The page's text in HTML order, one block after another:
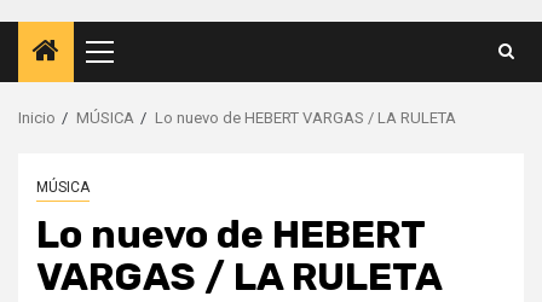
Menú
principal
Inicio MÚSICA Lo nuevo de HEBERT VARGAS / LA RULETA
MÚSICA
Lo nuevo de HEBERT
VARGAS / LA RULETA